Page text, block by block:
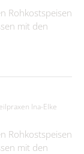
Rohkostspeisen
mit den
Ina-Elke
Rohkostspeisen
mit den